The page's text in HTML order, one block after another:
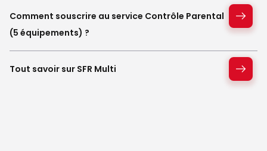
Comment souscrire au service Contrôle Parental
(5 équipements) ?
Tout savoir sur SFR Multi